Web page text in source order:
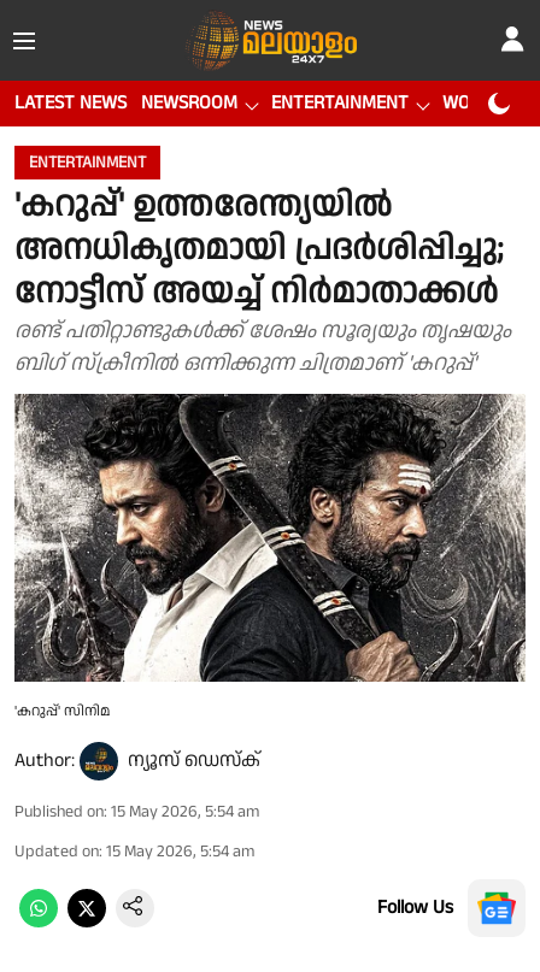
LATEST NEWS NEWSROOM ENTERTAINMENT WORLD CUP
ENTERTAINMENT
'കറുപ്പ്' ഉത്തരേന്ത്യയിൽ
അനധികൃതമായി പ്രദർശിപ്പിച്ചു;
നോട്ടീസ് അയച്ച് നിർമാതാക്കൾ
രണ്ട് പതിറ്റാണ്ടുകൾക്ക് ശേഷം സൂര്യയും തൃഷയും
ബിഗ് സ്ക്രീനിൽ ഒന്നിക്കുന്ന ചിത്രമാണ് 'കറുപ്പ്'
'കറുപ്പ്' സിനിമ
Author: ന്യൂസ് ഡെസ്ക്
Published on: 15 May 2026, 5:54 am
Updated on: 15 May 2026, 5:54 am
Follow Us